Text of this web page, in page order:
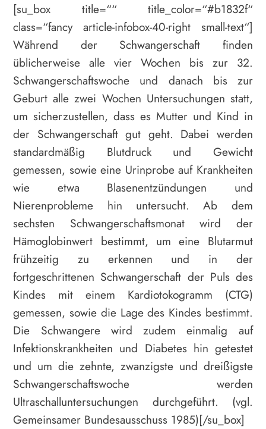
[su_box title=““ title_color=“#b1832f“
class=“fancy article-infobox-40-right small-text“]
Während der Schwangerschaft finden
üblicherweise alle vier Wochen bis zur 32.
Schwangerschaftswoche und danach bis zur
Geburt alle zwei Wochen Untersuchungen statt,
um sicherzustellen, dass es Mutter und Kind in
der Schwangerschaft gut geht. Dabei werden
standardmäßig Blutdruck und Gewicht
gemessen, sowie eine Urinprobe auf Krankheiten
wie etwa Blasenentzündungen und
Nierenprobleme hin untersucht. Ab dem
sechsten Schwangerschaftsmonat wird der
Hämoglobinwert bestimmt, um eine Blutarmut
frühzeitig zu erkennen und in der
fortgeschrittenen Schwangerschaft der Puls des
Kindes mit einem Kardiotokogramm (CTG)
gemessen, sowie die Lage des Kindes bestimmt.
Die Schwangere wird zudem einmalig auf
Infektionskrankheiten und Diabetes hin getestet
und um die zehnte, zwanzigste und dreißigste
Schwangerschaftswoche werden
Ultraschalluntersuchungen durchgeführt. (vgl.
Gemeinsamer Bundesausschuss 1985)[/su_box]